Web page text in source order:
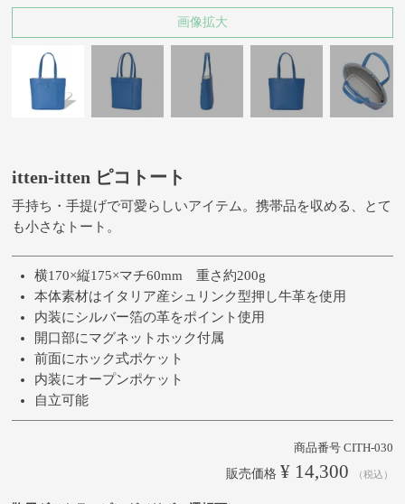
画像拡大
itten-itten ピコトート
手持ち・手提げで可愛らしいアイテム。携帯品を収める、とて
も小さなトート。
横170×縦175×マチ60mm 重さ約200g
本体素材はイタリア産シュリンク型押し牛革を使用
内装にシルバー箔の革をポイント使用
開口部にマグネットホック付属
前面にホック式ポケット
内装にオープンポケット
自立可能
商品番号 CITH-030
販売価格 ¥ 14,300 税込